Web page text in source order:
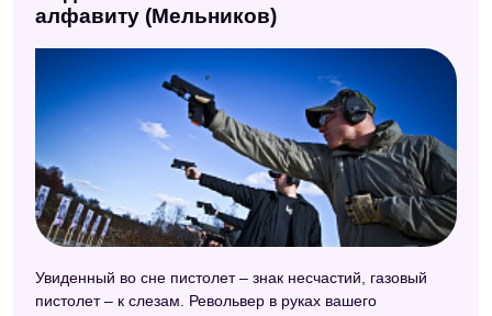
Сонник Кассандры
Сонник ХХ века
Сонник Авеля
Сонник Таболкина
Сонник Миллера
Сонник Майя
Английский сонник
Модернистский сонник
алфавиту (Мельников)
Увиденный во сне пистолет – знак несчастий, газовый
пистолет – к слезам. Револьвер в руках вашего